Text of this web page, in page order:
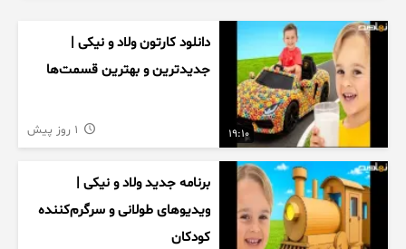
19:10
دانلود کارتون ولاد و نیکی |
جدیدترین و بهترین قسمت‌ها
برنامه جدید ولاد و نیکی |
ویدیوهای طولانی و سرگرم‌کننده
کودکان